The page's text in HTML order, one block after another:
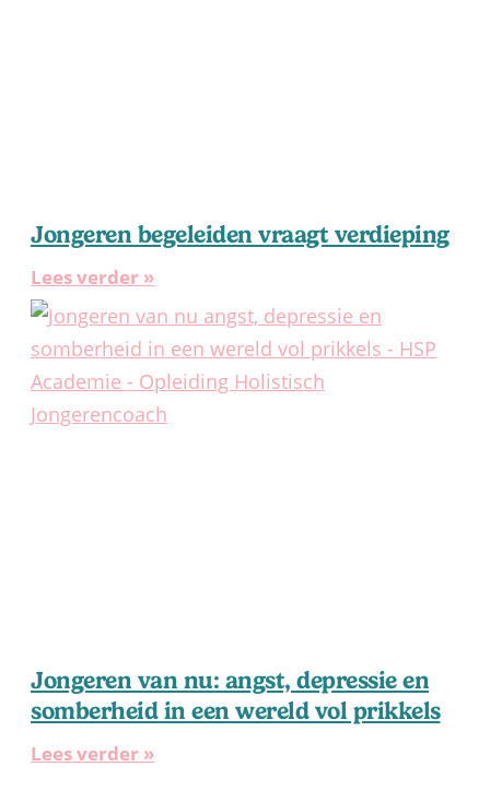
Jongeren begeleiden vraagt verdieping
Lees verder »
Jongeren van nu: angst, depressie en
somberheid in een wereld vol prikkels
Lees verder »